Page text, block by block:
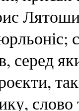
серед
слово